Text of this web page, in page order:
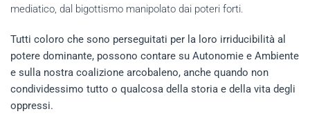
mediatico, dal bigottismo manipolato dai poteri forti.
Tutti coloro che sono perseguitati per la loro irriducibilità al
potere dominante, possono contare su Autonomie e Ambiente
e sulla nostra coalizione arcobaleno, anche quando non
condividessimo tutto o qualcosa della storia e della vita degli
oppressi.